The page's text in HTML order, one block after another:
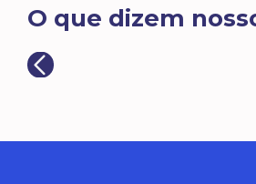
O que dizem